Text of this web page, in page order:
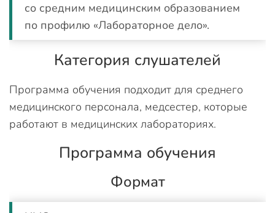
со средним медицинским образованием
по профилю «Лабораторное дело».
Категория слушателей
Программа обучения подходит для среднего
медицинского персонала, медсестер, которые
работают в медицинских лабораториях.
Программа обучения
Формат